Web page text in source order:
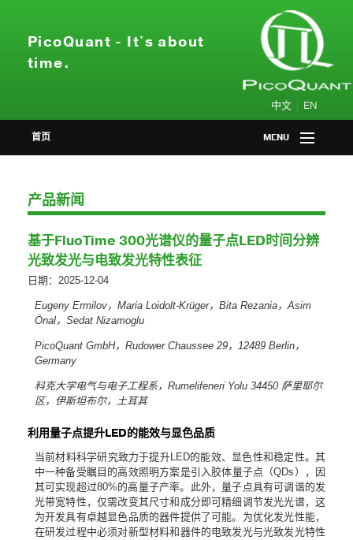
PicoQuant - It's about
time.
中文| EN
首页 MENU
应用领域
会议活动
产品新闻
基于FluoTime 300光谱仪的量子点LED时间分辨
光致发光与电致发光特性表征
日期：2025-12-04
Eugeny Ermilov， Maria Loidolt-Krüger， Bita Rezania， Asim
Önal， Sedat Nizamoglu
PicoQuant GmbH， Rudower Chaussee 29， 12489 Berlin，
Germany
科克大学电气与电子工程系， Rumelifeneri Yolu 34450 萨里耶尔
区，伊斯坦布尔，土耳其
利用量子点提升LED的能效与显色品质
当前材料科学研究致力于提升LED的能效、显色性和稳定性。其
中一种备受瞩目的高效照明方案是引入胶体量子点（QDs ），因
其可实现超过80%的高量子产率。此外，量子点具有可调谐的发
光带宽特性，仅需改变其尺寸和成分即可精细调节发光光谱，这
为开发具有卓越显色品质的器件提供了可能。为优化发光性能，
在研发过程中必须对新型材料和器件的电致发光与光致发光特性